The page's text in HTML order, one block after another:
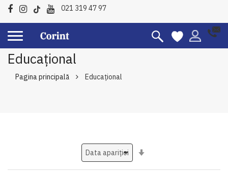
021 319 47 97
Educațional
Pagina principală Educațional